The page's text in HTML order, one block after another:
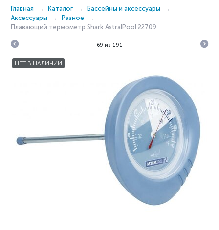
Главная Каталог
Бассейны и аксессуары
Аксессуары
Разное
Плавающий термометр Shark AstralPool 22709
69 из 191
НЕТ В НАЛИЧИИ